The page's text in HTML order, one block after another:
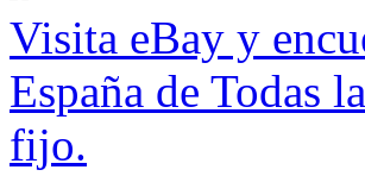
Visita eBay y
España de Todas
fijo.